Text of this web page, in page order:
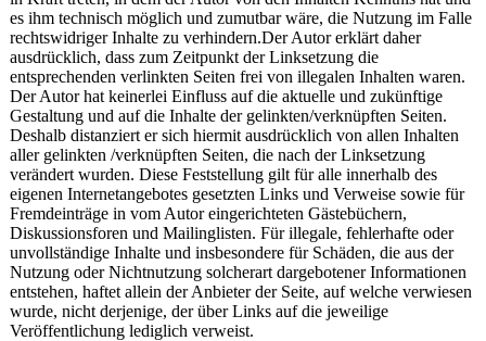
es ihm technisch möglich und zumutbar wäre, die Nutzung im Falle
rechtswidriger Inhalte zu verhindern.Der Autor erklärt daher
ausdrücklich, dass zum Zeitpunkt der Linksetzung die
entsprechenden verlinkten Seiten frei von illegalen Inhalten waren.
Der Autor hat keinerlei Einfluss auf die aktuelle und zukünftige
Gestaltung und auf die Inhalte der gelinkten/verknüpften Seiten.
Deshalb distanziert er sich hiermit ausdrücklich von allen Inhalten
aller gelinkten /verknüpften Seiten, die nach der Linksetzung
verändert wurden. Diese Feststellung gilt für alle innerhalb des
eigenen Internetangebotes gesetzten Links und Verweise sowie für
Fremdeinträge in vom Autor eingerichteten Gästebüchern,
Diskussionsforen und Mailinglisten. Für illegale, fehlerhafte oder
unvollständige Inhalte und insbesondere für Schäden, die aus der
Nutzung oder Nichtnutzung solcherart dargebotener Informationen
entstehen, haftet allein der Anbieter der Seite, auf welche verwiesen
wurde, nicht derjenige, der über Links auf die jeweilige
Veröffentlichung lediglich verweist.